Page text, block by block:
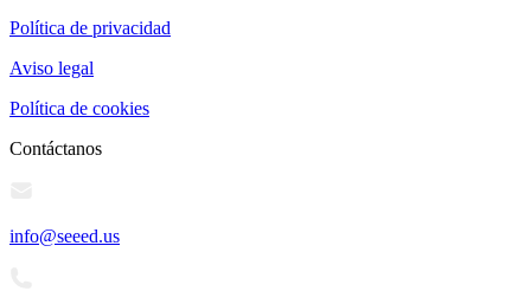
Política de privacidad
Aviso legal
Política de cookies
Contáctanos
info@seeed.us